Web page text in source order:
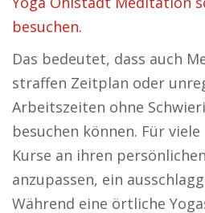
besuchen.
Das bedeutet, dass auch
straffen Zeitplan oder
Arbeitszeiten ohne
besuchen können. Für
Kurse an ihren
anzupassen, ein
Während eine örtliche